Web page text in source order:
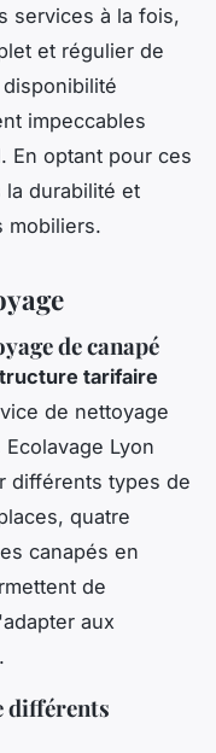
services à la fois,
et régulier de
impeccables
En optant pour ces
durabilité et
mobiliers.
de canapé
tarifaire
de nettoyage
Lyon
différents types de
quatre
canapés en
de
aux
différents